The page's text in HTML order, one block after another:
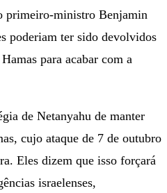
primeiro-ministro Benjamin
poderiam ter sido devolvidos
para acabar com a
de Netanyahu de manter
cujo ataque de 7 de outubro
Eles dizem que isso forçará
israelenses,